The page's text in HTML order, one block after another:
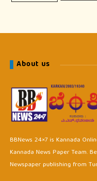
About us
BBNews 24×7 is Kannada
Kannada News Paper Team.
Newspaper publishing from